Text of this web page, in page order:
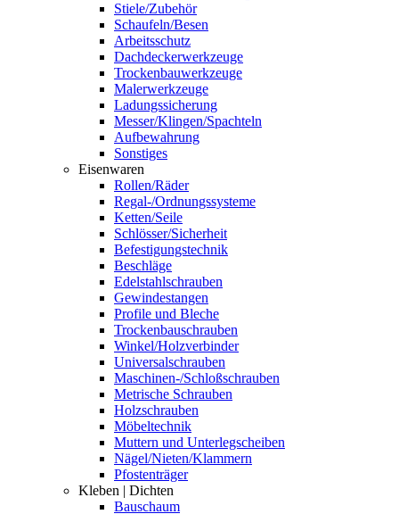
Stiele/Zubehör
Schaufeln/Besen
Arbeitsschutz
Dachdeckerwerkzeuge
Trockenbauwerkzeuge
Malerwerkzeuge
Ladungssicherung
Messer/Klingen/Spachteln
Aufbewahrung
Sonstiges
Eisenwaren
Rollen/Räder
Regal-/Ordnungssysteme
Ketten/Seile
Schlösser/Sicherheit
Befestigungstechnik
Beschläge
Edelstahlschrauben
Gewindestangen
Profile und Bleche
Trockenbauschrauben
Winkel/Holzverbinder
Universalschrauben
Maschinen-/Schloßschrauben
Metrische Schrauben
Holzschrauben
Möbeltechnik
Muttern und Unterlegscheiben
Nägel/Nieten/Klammern
Pfostenträger
Kleben | Dichten
Bauschaum